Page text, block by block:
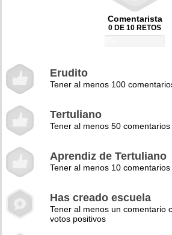
Comentarista
0 DE 10 RETOS
Erudito
Tener al menos 100
Tertuliano
Tener al menos 50
Aprendiz de Tertuliano
Tener al menos 10
Has creado escuela
Tener al menos un comentario
votos positivos